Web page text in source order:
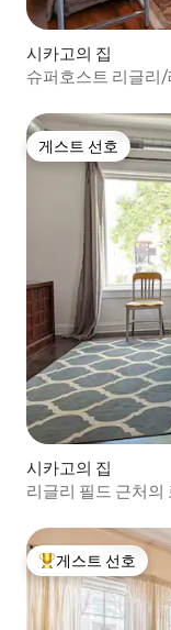
시카고의 집
슈퍼호스트 리글리
게스트 선호
게스트 선호
시카고의 집
리글리 필드 근처의
상위 게스트 선호
게스트 선호